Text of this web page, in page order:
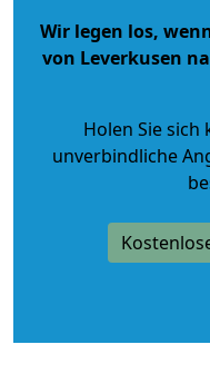
Wir legen los,
von Leverkusen
Holen Sie
unverbindliche